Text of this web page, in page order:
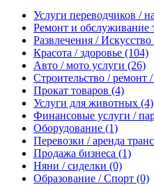
Услуги переводчиков /
Ремонт и обслуживание
Развлечения /
Красота / здоровье (104)
Авто / мото услуги (26)
Строительство / ремонт
Прокат товаров (4)
Услуги для животных (4)
Финансовые услуги /
Оборудование (1)
Перевозки / аренда
Продажа бизнеса (1)
Няни / сиделки (0)
Образование / Спорт (0)